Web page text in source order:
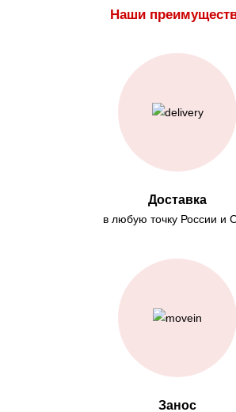
Наши
Доставка
в любую точку России и
Занос